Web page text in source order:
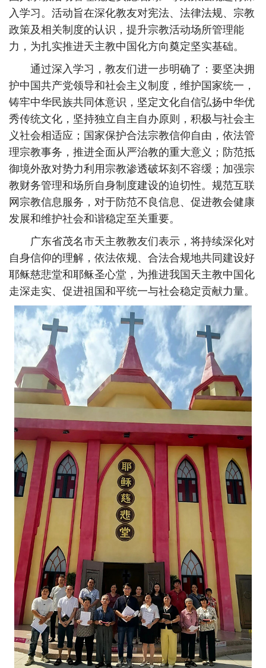
入学习。活动旨在深化教友对宪法、法律法规、宗教
政策及相关制度的认识，提升宗教活动场所管理能
力，为扎实推进天主教中国化方向奠定坚实基础。
通过深入学习，教友们进一步明确了：要坚决拥
护中国共产党领导和社会主义制度，维护国家统一，
铸牢中华民族共同体意识，坚定文化自信弘扬中华优
秀传统文化，坚持独立自主自办原则，积极与社会主
义社会相适应；国家保护合法宗教信仰自由，依法管
理宗教事务，推进全面从严治教的重大意义；防范抵
御境外敌对势力利用宗教渗透破坏刻不容缓；加强宗
教财务管理和场所自身制度建设的迫切性。规范互联
网宗教信息服务，对于防范不良信息、促进教会健康
发展和维护社会和谐稳定至关重要。
广东省茂名市天主教教友们表示，将持续深化对
自身信仰的理解，依法依规、合法合规地共同建设好
耶稣慈悲堂和耶稣圣心堂，为推进我国天主教中国化
走深走实、促进祖国和平统一与社会稳定贡献力量。